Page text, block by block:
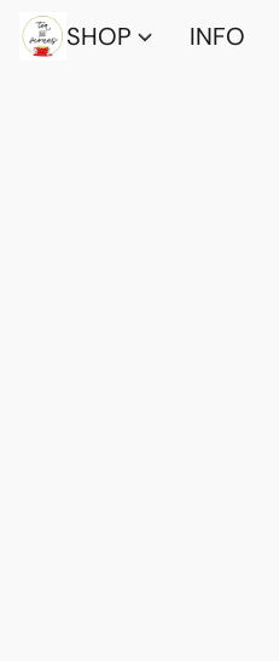
SHOP INFO